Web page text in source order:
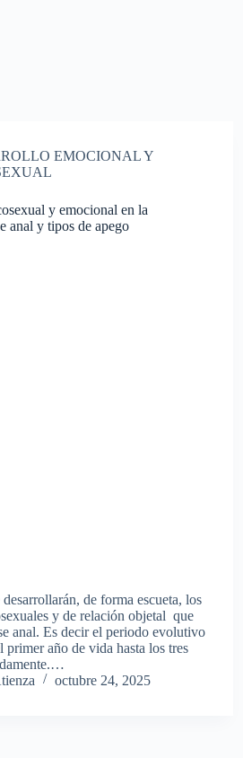
EMOCIONAL Y
y emocional en la
anal y tipos de apego
desarrollarán, de forma escueta, los
y de relación objetal que
anal. Es decir el periodo evolutivo
primer año de vida hasta los tres
octubre 24, 2025